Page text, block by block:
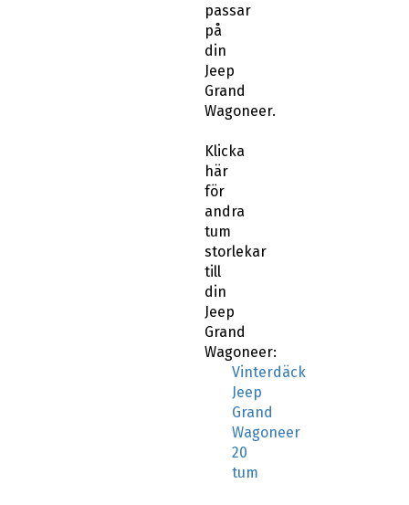
passar
på
din
Jeep
Grand
Wagoneer.
Klicka
här
för
andra
tum
storlekar
till
din
Jeep
Grand
Wagoneer:
Vinterdäck
Jeep
Grand
Wagoneer
20
tum